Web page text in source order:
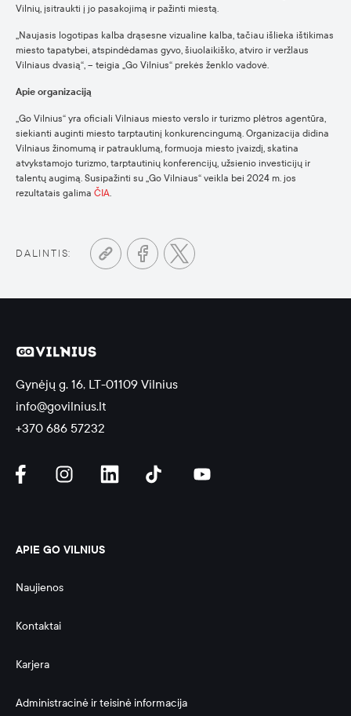
Vilnių, įsitraukti į jo pasakojimą ir pažinti miestą.
„Naujasis logotipas kalba drąsesne vizualine kalba, tačiau išlieka ištikimas
miesto tapatybei, atspindėdamas gyvo, šiuolaikiško, atviro ir veržlaus
Vilniaus dvasią“, – teigia „Go Vilnius“ prekės ženklo vadovė.
Apie organizaciją
„Go Vilnius“ yra oficiali Vilniaus miesto verslo ir turizmo plėtros agentūra,
siekianti auginti miesto tarptautinį konkurencingumą. Organizacija didina
Vilniaus žinomumą ir patrauklumą, formuoja miesto įvaizdį, skatina
atvykstamojo turizmo, tarptautinių konferencijų, užsienio investicijų ir
talentų augimą. Susipažinti su „Go Vilniaus“ veikla bei 2024 m. jos
rezultatais galima ČIA.
DALINTIS:
Gynėjų g. 16, LT-01109 Vilnius
info@govilnius.lt
+370 686 57232
APIE GO VILNIUS
Naujienos
Kontaktai
Karjera
Administracinė ir teisinė informacija